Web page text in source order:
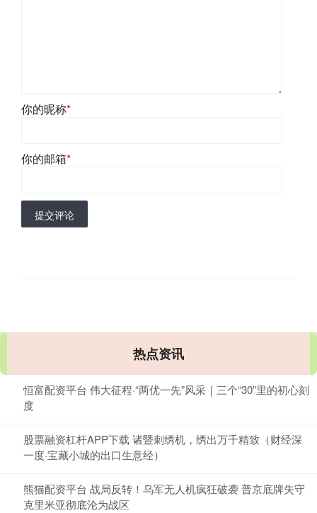
你的昵称*
你的邮箱*
提交评论
热点资讯
恒富配资平台 伟大征程·“两优一先”风采｜三个“30”里的初心刻
度
股票融资杠杆APP下载 诸暨刺绣机，绣出万千精致（财经深
一度·宝藏小城的出口生意经）
熊猫配资平台 战局反转！乌军无人机疯狂破袭 普京底牌失守
克里米亚彻底沦为战区